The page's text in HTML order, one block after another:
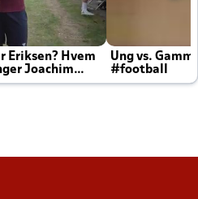
Eriksen? Hvem
Joachim
Ung vs.
#football